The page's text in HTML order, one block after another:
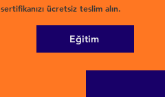
sertifikanızı ücretsiz teslim alın.
Eğitim